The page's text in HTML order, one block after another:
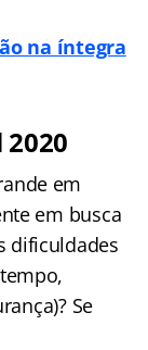
na íntegra
em
em busca
dificuldades
Se